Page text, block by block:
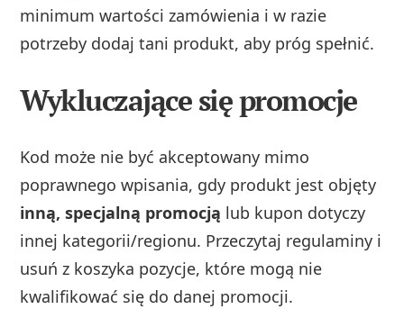
minimum wartości zamówienia i w razie
potrzeby dodaj tani produkt, aby próg spełnić.
Wykluczające się promocje
Kod może nie być akceptowany mimo
poprawnego wpisania, gdy produkt jest objęty
inną, specjalną promocją lub kupon dotyczy
innej kategorii/regionu. Przeczytaj regulaminy i
usuń z koszyka pozycje, które mogą nie
kwalifikować się do danej promocji.